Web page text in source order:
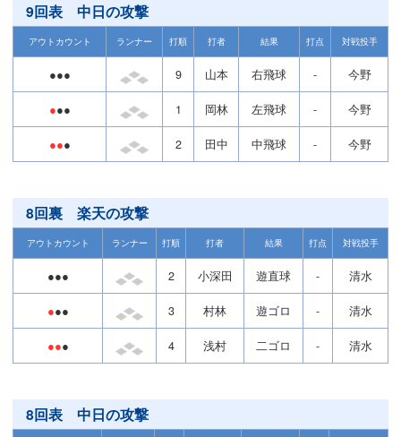
9回表 中日の攻撃
アウトカウント ランナー 打順 打者 結果 打点 対戦投手
●●● 9 山本 右飛球 - 今野
●●● 1 岡林 左飛球 - 今野
●●● 2 田中 中飛球 - 今野
8回裏 楽天の攻撃
アウトカウント ランナー 打順 打者 結果 打点 対戦投手
●●● 2 小深田 遊直球 - 清水
●●● 3 村林 遊ゴロ - 清水
●●● 4 浅村 二ゴロ - 清水
8回表 中日の攻撃